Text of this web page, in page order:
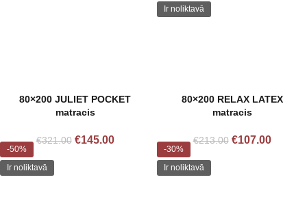
80×200 JULIET POCKET
matracis
€321.00 €145.00
Ir noliktavā
80×200 RELAX LATEX
matracis
€213.00 €107.00
-50%
Ir noliktavā
-30%
Ir noliktavā